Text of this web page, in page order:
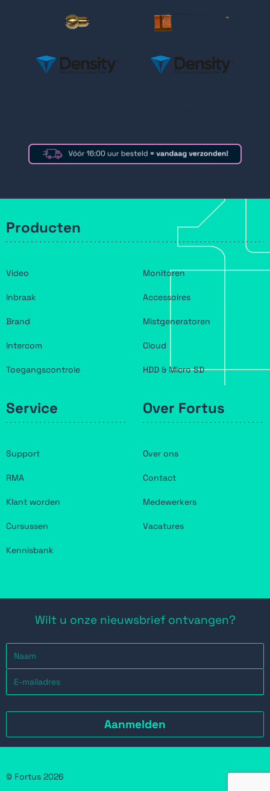
Producten
Video
Inbraak
Brand
Intercom
Toegangscontrole
Monitoren
Accessoires
Mistgeneratoren
Cloud
HDD & Micro SD
Service
Support
RMA
Klant worden
Cursussen
Kennisbank
Over Fortus
Over ons
Contact
Medewerkers
Vacatures
Wilt u onze nieuwsbrief ontvangen?
© Fortus 2026